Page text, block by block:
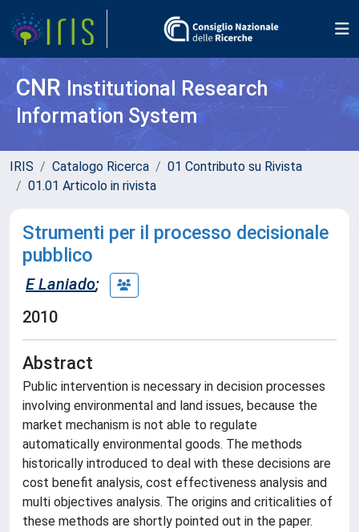
CNR Institutional Research
Information System
IRIS Catalogo Ricerca
01 Contributo su Rivista
01.01 Articolo in rivista
Strumenti per il processo decisionale
pubblico
E Laniado;
2010
Abstract
Public intervention is necessary in decision processes
involving environmental and land issues, because the
market mechanism is not able to regulate
automatically environmental goods. The methods
historically introduced to deal with these decisions are
cost benefit analysis, cost effectiveness analysis and
multi objectives analysis. The origins and criticalities of
these methods are shortly pointed out in the paper.